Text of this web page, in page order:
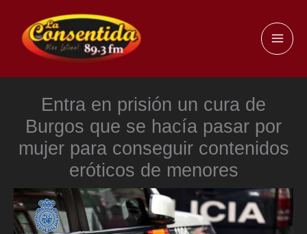
contenido
Entra en prisión un cura de
Burgos que se hacía pasar por
mujer para conseguir contenidos
eróticos de menores